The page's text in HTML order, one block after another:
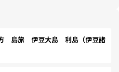
島旅 伊豆大島 利島（伊豆諸